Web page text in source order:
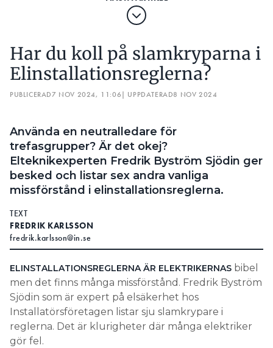
Har du koll på slamkryparna i
Elinstallationsreglerna?
PUBLICERAD7 NOV 2024, 11:06| UPPDATERAD8 NOV 2024
Använda en neutralledare för
trefasgrupper? Är det okej?
Elteknikexperten Fredrik Byström Sjödin ger
besked och listar sex andra vanliga
missförstånd i elinstallationsreglerna.
TEXT
FREDRIK KARLSSON
fredrik.karlsson@in.se
ELINSTALLATIONSREGLERNA ÄR ELEKTRIKERNAS bibel
men det finns många missförstånd. Fredrik Byström
Sjödin som är expert på elsäkerhet hos
Installatörsföretagen listar sju slamkrypare i
reglerna. Det är klurigheter där många elektriker
gör fel.